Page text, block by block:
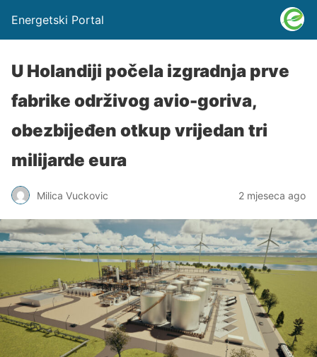
Energetski Portal
U Holandiji počela izgradnja prve
fabrike održivog avio-goriva,
obezbijeđen otkup vrijedan tri
milijarde eura
Milica Vuckovic 2 mjeseca ago